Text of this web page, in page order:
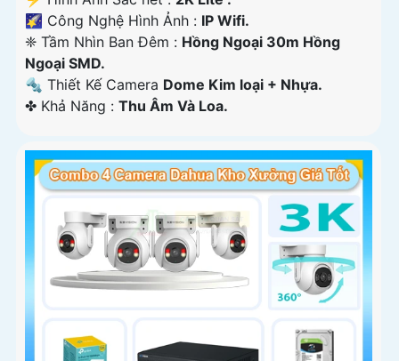
🌠 Công Nghệ Hình Ảnh : IP Wifi.
❈ Tầm Nhìn Ban Đêm : Hồng Ngoại 30m Hồng
Ngoại SMD.
🔩 Thiết Kế Camera Dome Kim loại + Nhựa.
️✤ Khả Năng : Thu Âm Và Loa.